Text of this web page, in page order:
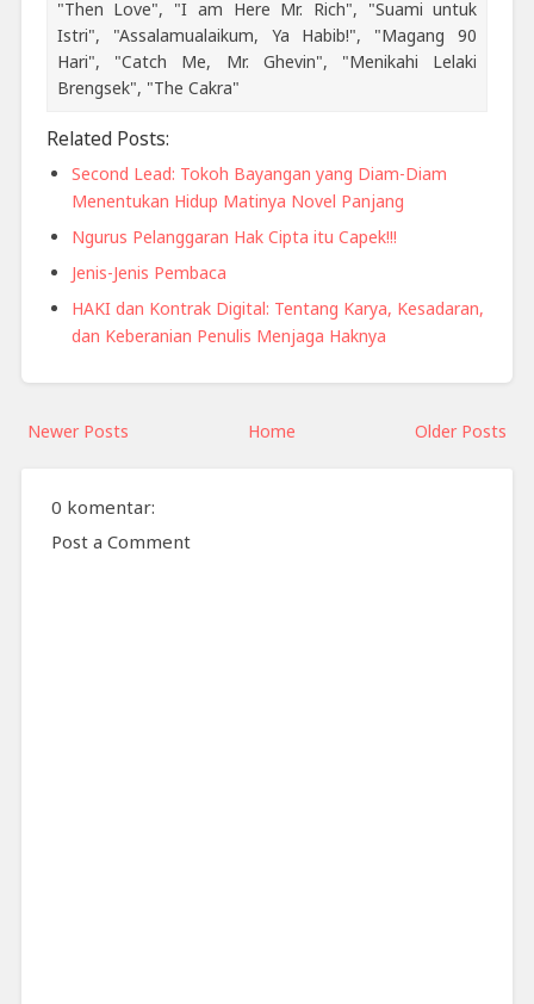
"Then Love", "I am Here Mr. Rich", "Suami untuk
Istri", "Assalamualaikum, Ya Habib!", "Magang 90
Hari", "Catch Me, Mr. Ghevin", "Menikahi Lelaki
Brengsek", "The Cakra"
Related Posts:
Second Lead: Tokoh Bayangan yang Diam-Diam
Menentukan Hidup Matinya Novel Panjang
Ngurus Pelanggaran Hak Cipta itu Capek!!!
Jenis-Jenis Pembaca
HAKI dan Kontrak Digital: Tentang Karya, Kesadaran,
dan Keberanian Penulis Menjaga Haknya
Newer Posts Older Posts
Home
0 komentar:
Post a Comment